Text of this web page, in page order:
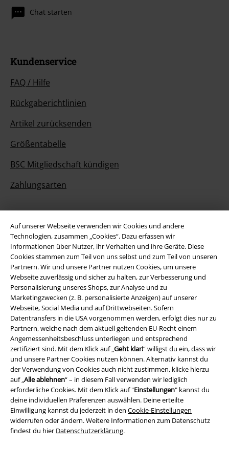
Auf unserer Webseite verwenden wir Cookies und andere
Technologien, zusammen „Cookies“. Dazu erfassen wir
Informationen über Nutzer, ihr Verhalten und ihre Geräte. Diese
Cookies stammen zum Teil von uns selbst und zum Teil von unseren
Partnern. Wir und unsere Partner nutzen Cookies, um unsere
Webseite zuverlässig und sicher zu halten, zur Verbesserung und
Personalisierung unseres Shops, zur Analyse und zu
Marketingzwecken (z. B. personalisierte Anzeigen) auf unserer
Webseite, Social Media und auf Drittwebseiten. Sofern
Datentransfers in die USA vorgenommen werden, erfolgt dies nur zu
Partnern, welche nach dem aktuell geltenden EU-Recht einem
Angemessenheitsbeschluss unterliegen und entsprechend
zertifiziert sind. Mit dem Klick auf „Geht klar!“ willigst du ein, dass wir
und unsere Partner Cookies nutzen können. Alternativ kannst du
der Verwendung von Cookies auch nicht zustimmen, klicke hierzu
auf „Alle ablehnen“ – in diesem Fall verwenden wir lediglich
erforderliche Cookies. Mit dem Klick auf "Einstellungen" kannst du
deine individuellen Präferenzen auswählen. Deine erteilte
Einwilligung kannst du jederzeit in den Cookie-Einstellungen
widerrufen oder ändern. Weitere Informationen zum Datenschutz
findest du hier Datenschutzerklärung.
Chat starten
Kundenservice
FAQ / Hilfe
Rückgaberichtlinien
Artikel zurücksenden
Größentabelle
BSC Mitgliedschaft kündigen
Zahlungsarten
Angebote für dich
Magazin
Gewinnspiele
EMP Gutscheine bestellen
EMP Backstage Club
Studentenrabatt
Über EMP
EMP Events
Partnerprogramm